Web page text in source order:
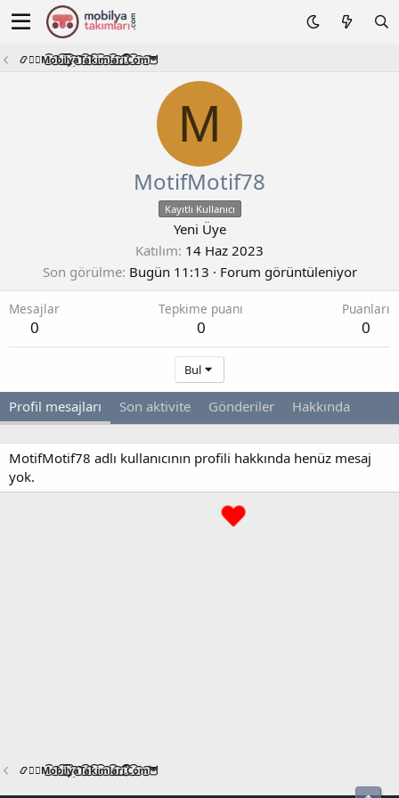
📿🧙‍♂️M͜͡o͜͡b͜͡i͜͡l͜͡y͜͡a͜͡T͜͡a͜͡k͜͡i͜͡m͜͡l͜͡a͜͡r͜͡i͜͡.͜͡C͜͡o͜͡m͜͡🦉
M
MotifMotif78
Kayıtlı Kullanıcı
Yeni Üye
Katılım 14 Haz 2023
Son görülme Bugün 11:13 · Forum görüntüleniyor
Mesajlar
0
Tepkime puanı
0
Puanları
0
Bul
Profil mesajları Son aktivite Gönderiler Hakkında
MotifMotif78 adlı kullanıcının profili hakkında henüz mesaj
yok.
📿🧙‍♂️M͜͡o͜͡b͜͡i͜͡l͜͡y͜͡a͜͡T͜͡a͜͡k͜͡i͜͡m͜͡l͜͡a͜͡r͜͡i͜͡.͜͡C͜͡o͜͡m͜͡🦉